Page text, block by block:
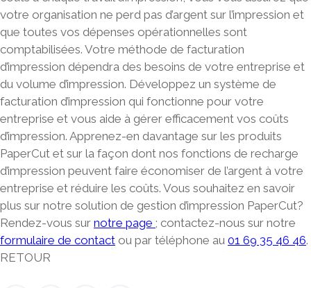
votre organisation ne perd pas d’argent sur l’impression et
que toutes vos dépenses opérationnelles sont
comptabilisées. Votre méthode de facturation
d’impression dépendra des besoins de votre entreprise et
du volume d’impression. Développez un système de
facturation d’impression qui fonctionne pour votre
entreprise et vous aide à gérer efficacement vos coûts
d’impression. Apprenez-en davantage sur les produits
PaperCut et sur la façon dont nos fonctions de recharge
d’impression peuvent faire économiser de l’argent à votre
entreprise et réduire les coûts. Vous souhaitez en savoir
plus sur notre solution de gestion d’impression PaperCut?
Rendez-vous sur notre page ; contactez-nous sur notre
formulaire de contact ou par téléphone au 01 69 35 46 46.
RETOUR